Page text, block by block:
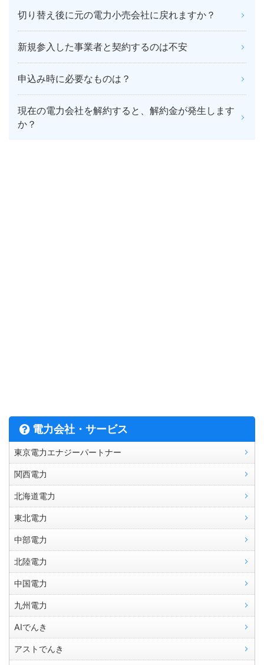
切り替え後に元の電力小売会社に戻れますか？
新規参入した事業者と契約するのは不安
申込み時に必要なものは？
現在の電力会社を解約すると、解約金が発生します
か？
電力会社・サービス
東京電力エナジーパートナー
関西電力
北海道電力
東北電力
中部電力
北陸電力
中国電力
九州電力
AIでんき
アストでんき